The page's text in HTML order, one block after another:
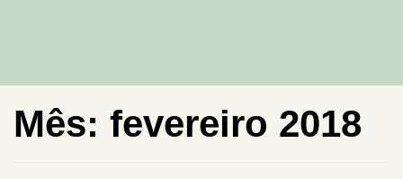
Mês: fevereiro 2018